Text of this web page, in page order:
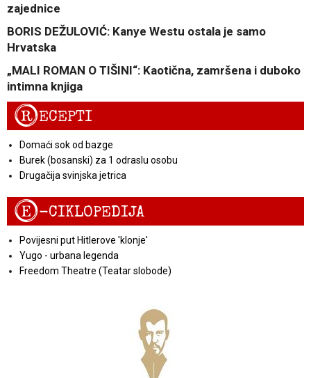
zajednice
BORIS DEŽULOVIĆ: Kanye Westu ostala je samo
Hrvatska
„MALI ROMAN O TIŠINI“: Kaotična, zamršena i duboko
intimna knjiga
RECEPTI
Domaći sok od bazge
Burek (bosanski) za 1 odraslu osobu
Drugačija svinjska jetrica
E-CIKLOPEDIJA
Povijesni put Hitlerove 'klonje'
Yugo - urbana legenda
Freedom Theatre (Teatar slobode)